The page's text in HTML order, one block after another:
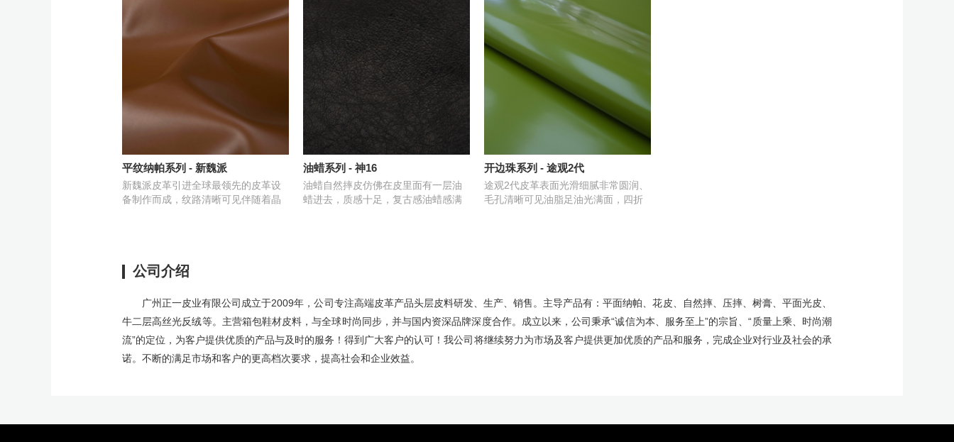
平纹纳帕系列 - 新魏派
新魏派皮革引进全球最领先的皮革设
备制作而成，纹路清晰可见伴随着晶
油蜡系列 - 神16
油蜡自然摔皮仿佛在皮里面有一层油
蜡进去，质感十足，复古感油蜡感满
开边珠系列 - 途观2代
途观2代皮革表面光滑细腻非常圆润、
毛孔清晰可见油脂足油光满面，四折
公司介绍
广州正一皮业有限公司成立于2009年，公司专注高端皮革产品头层皮料研发、生产、销售。主导产品有：平面纳帕、花皮、自然摔、压摔、树膏、平面光皮、
牛二层高丝光反绒等。主营箱包鞋材皮料，与全球时尚同步，并与国内资深品牌深度合作。成立以来，公司秉承“诚信为本、服务至上”的宗旨、“质量上乘、时尚潮
流”的定位，为客户提供优质的产品与及时的服务！得到广大客户的认可！我公司将继续努力为市场及客户提供更加优质的产品和服务，完成企业对行业及社会的承
诺。不断的满足市场和客户的更高档次要求，提高社会和企业效益。